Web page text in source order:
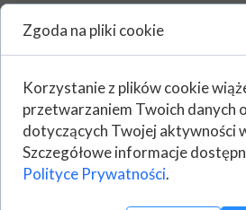
upoważnienie
pełnomocnika.
wypełniony i
należy złożyć
sekretariacie Spółki
pocztą tradycyjną.
rozpatrzenia
Zgoda na pliki cookie
Korzystanie z plików cookie
przetwarzaniem Twoich danych
dotyczących Twojej aktywności
Szczegółowe informacje
Polityce Prywatności.